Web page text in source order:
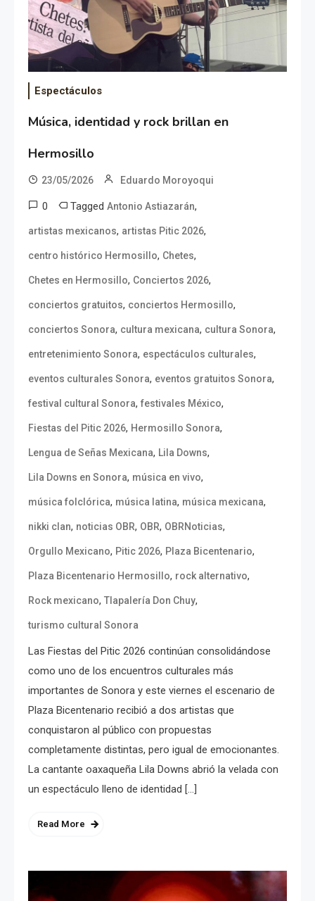
Espectáculos
Música, identidad y rock brillan en
Hermosillo
23/05/2026 Eduardo Moroyoqui
0 Tagged Antonio Astiazarán,
artistas mexicanos, artistas Pitic 2026,
centro histórico Hermosillo, Chetes,
Chetes en Hermosillo, Conciertos 2026,
conciertos gratuitos, conciertos Hermosillo,
conciertos Sonora, cultura mexicana, cultura Sonora,
entretenimiento Sonora, espectáculos culturales,
eventos culturales Sonora, eventos gratuitos Sonora,
festival cultural Sonora, festivales México,
Fiestas del Pitic 2026, Hermosillo Sonora,
Lengua de Señas Mexicana, Lila Downs,
Lila Downs en Sonora, música en vivo,
música folclórica, música latina, música mexicana,
nikki clan, noticias OBR, OBR, OBRNoticias,
Orgullo Mexicano, Pitic 2026, Plaza Bicentenario,
Plaza Bicentenario Hermosillo, rock alternativo,
Rock mexicano, Tlapalería Don Chuy,
turismo cultural Sonora
Las Fiestas del Pitic 2026 continúan consolidándose
como uno de los encuentros culturales más
importantes de Sonora y este viernes el escenario de
Plaza Bicentenario recibió a dos artistas que
conquistaron al público con propuestas
completamente distintas, pero igual de emocionantes.
La cantante oaxaqueña Lila Downs abrió la velada con
un espectáculo lleno de identidad […]
Read More